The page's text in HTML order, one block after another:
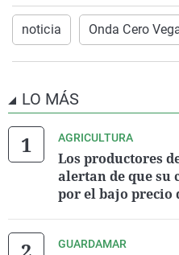
noticia Onda Cero
LO MÁS
AGRICULTURA
Los productores
alertan de que su
por el bajo precio
GUARDAMAR